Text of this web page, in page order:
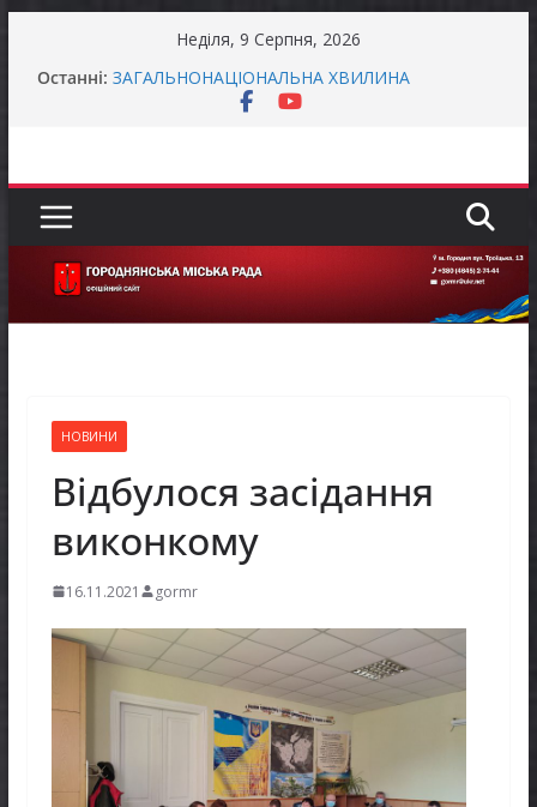
Неділя, 9 Серпня, 2026
Останні: Захищай небо Чернігівщини!
ЗАГАЛЬНОНАЦІОНАЛЬНА ХВИЛИНА
Як отримати компенсацію за товари, придбані
прав людини проводить опитування щодо
реалізації права осіб з інвалідністю на працю
НОВИНИ
Відбулося засідання
виконкому
16.11.2021 gormr